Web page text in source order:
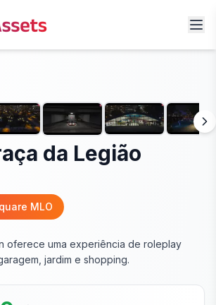
da Legião
MLO
oferece uma experiência de roleplay
jardim e shopping.